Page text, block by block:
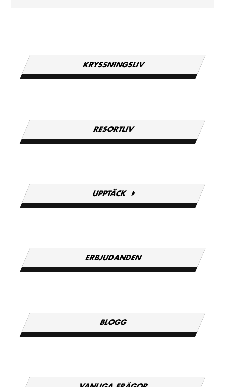
KRYSSNINGSLIV
RESORTLIV
UPPTÄCK
ERBJUDANDEN
BLOGG